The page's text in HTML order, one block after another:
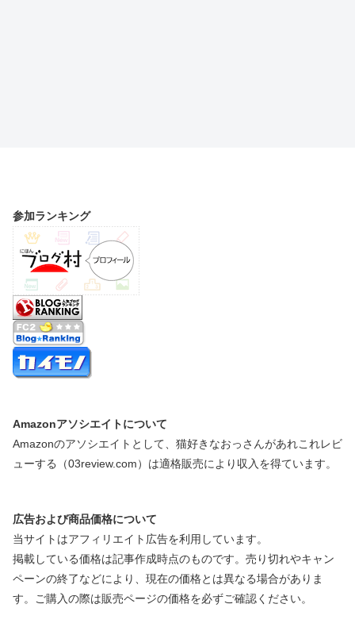
参加ランキング
Amazonアソシエイトについて
Amazonのアソシエイトとして、猫好きなおっさんがあれこれレビ
ューする（03review.com）は適格販売により収入を得ています。
広告および商品価格について
当サイトはアフィリエイト広告を利用しています。
掲載している価格は記事作成時点のものです。売り切れやキャン
ペーンの終了などにより、現在の価格とは異なる場合がありま
す。ご購入の際は販売ページの価格を必ずご確認ください。